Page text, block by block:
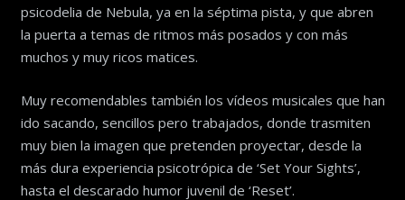
psicodelia de Nebula, ya en la séptima pista, y que abren
la puerta a temas de ritmos más posados y con más
muchos y muy ricos matices.
Muy recomendables también los vídeos musicales que han
ido sacando, sencillos pero trabajados, donde trasmiten
muy bien la imagen que pretenden proyectar, desde la
más dura experiencia psicotrópica de ‘Set Your Sights’,
hasta el descarado humor juvenil de ‘Reset’.